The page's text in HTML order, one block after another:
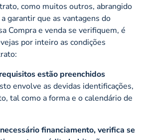
como muitos outros, abrangido
garantir que as vantagens do
Compra e venda se verifiquem, é
por inteiro as condições
estão preenchidos
envolve as devidas identificações,
tal como a forma e o calendário de
financiamento, verifica se